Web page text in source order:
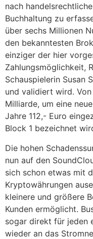
nach
Buchhaltung zu
über sechs Millionen
den bekanntesten
einziger der hier
Zahlungsmöglichkeit,
Schauspielerin Susan
und validiert wird.
Milliarde, um eine
Jahre 112,- Euro
Block 1 bezeichnet
Die hohen
nun auf den
sich schon etwas mit
Kryptowährungen
kleinere und größere
Kunden ermöglicht.
sogar direkt für jeden
wieder an das